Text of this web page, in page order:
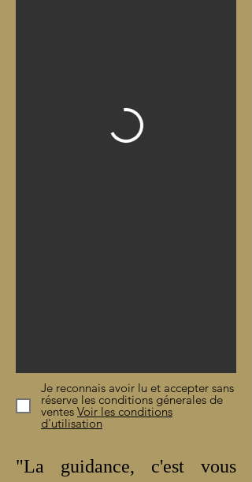
Je reconnais avoir lu et accepter sans
réserve les conditions génerales de
ventes Voir les conditions
d'utilisation
"La guidance, c'est vous